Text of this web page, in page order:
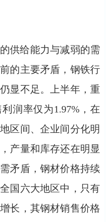
供给能力与减弱的需
的主要矛盾，钢铁行
显不足。上半年，重
润率仅为1.97%，在
区间、企业间分化明
产量和库存还在明显
矛盾，钢材价格持续
国六大地区中，只有
长，其钢材销售价格